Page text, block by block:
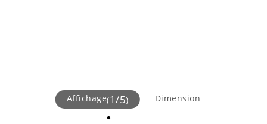
Affichage(1/5) Dimension